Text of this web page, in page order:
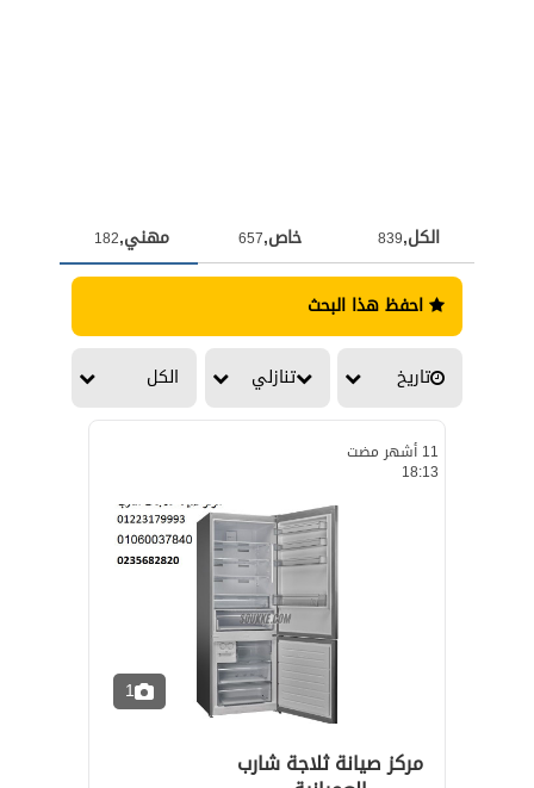
الكل,839 خاص,657 مهني,182
احفظ هذا البحث
تاريخ تنازلي الكل
11 أشهر مضت
18:13
1
مركز صيانة ثلاجة شارب